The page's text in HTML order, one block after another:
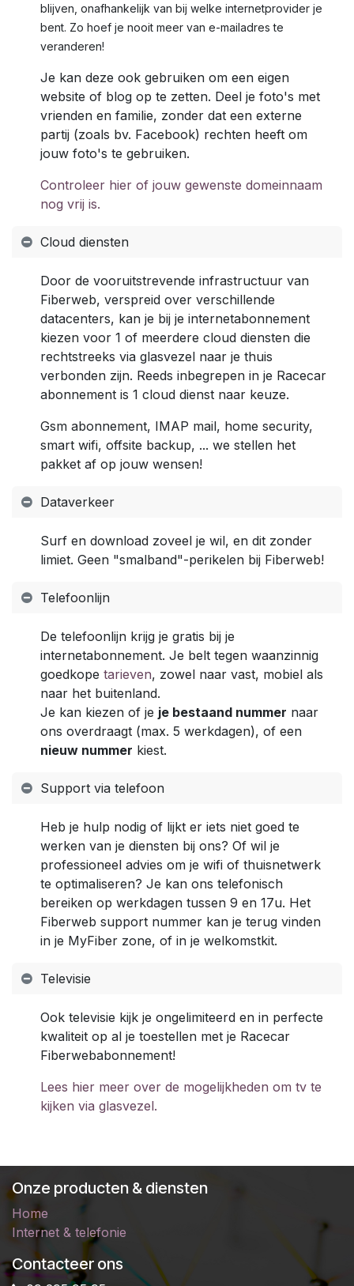
blijven, onafhankelijk van bij welke internetprovider je
bent. Zo hoef je nooit meer van e-mailadres te
veranderen!
Je kan deze ook gebruiken om een eigen
website of blog op te zetten. Deel je foto's met
vrienden en familie, zonder dat een externe
partij (zoals bv. Facebook) rechten heeft om
jouw foto's te gebruiken.
Controleer hier of jouw gewenste domeinnaam
nog vrij is.
Cloud diensten
Door de vooruitstrevende infrastructuur van
Fiberweb, verspreid over verschillende
datacenters, kan je bij je internetabonnement
kiezen voor 1 of meerdere cloud diensten die
rechtstreeks via glasvezel naar je thuis
verbonden zijn. Reeds inbegrepen in je Racecar
abonnement is 1 cloud dienst naar keuze.
Gsm abonnement, IMAP mail, home security,
smart wifi, offsite backup, ... we stellen het
pakket af op jouw wensen!
Dataverkeer
Surf en download zoveel je wil, en dit zonder
limiet. Geen "smalband"-perikelen bij Fiberweb!
Telefoonlijn
De telefoonlijn krijg je gratis bij je
internetabonnement. Je belt tegen waanzinnig
goedkope tarieven, zowel naar vast, mobiel als
naar het buitenland.
Je kan kiezen of je je bestaand nummer naar
ons overdraagt (max. 5 werkdagen), of een
nieuw nummer kiest.
Support via telefoon
Heb je hulp nodig of lijkt er iets niet goed te
werken van je diensten bij ons? Of wil je
professioneel advies om je wifi of thuisnetwerk
te optimaliseren? Je kan ons telefonisch
bereiken op werkdagen tussen 9 en 17u. Het
Fiberweb support nummer kan je terug vinden
in je MyFiber zone, of in je welkomstkit.
Televisie
Ook televisie kijk je ongelimiteerd en in perfecte
kwaliteit op al je toestellen met je Racecar
Fiberwebabonnement!
Lees hier meer over de mogelijkheden om tv te
kijken via glasvezel.
Onze producten & diensten
Home
Internet & telefonie
Contacteer ons